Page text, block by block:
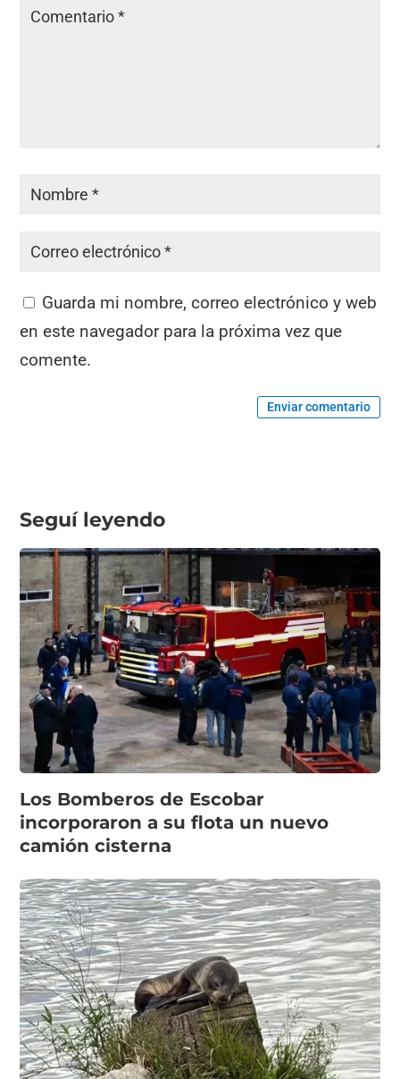
Guarda mi nombre, correo electrónico y web
en este navegador para la próxima vez que
comente.
Enviar comentario
Seguí leyendo
Los Bomberos de Escobar
incorporaron a su flota un nuevo
camión cisterna